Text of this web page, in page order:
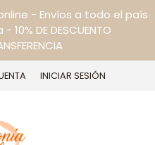
- Envíos a todo el país
DE DESCUENTO
INICIAR SESIÓN